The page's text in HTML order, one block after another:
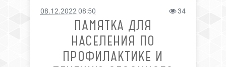
08.12.2022 08:50 34
ПАМЯТКА ДЛЯ
НАСЕЛЕНИЯ ПО
ПРОФИЛАКТИКЕ И